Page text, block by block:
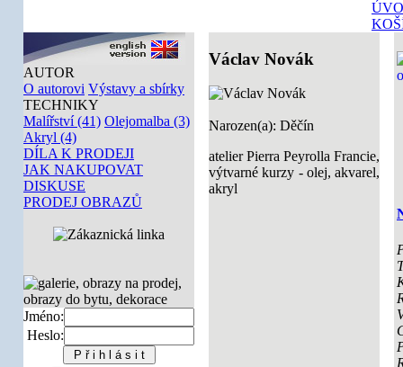
AUTOR
O autorovi Výstavy a sbírky
TECHNIKY
Malířství (41) Olejomalba (3)
Akryl (4)
DÍLA K PRODEJI
JAK NAKUPOVAT
DISKUSE
PRODEJ OBRAZŮ
Jméno:
Heslo:
Václav Novák
Narozen(a): Děčín
atelier Pierra Peyrolla Francie,
výtvarné kurzy - olej, akvarel,
akryl